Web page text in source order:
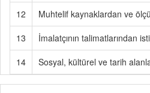
12
Muhtelif kaynaklardan ve
13
İmalatçının talimatlarından
14
Sosyal, kültürel ve tarih